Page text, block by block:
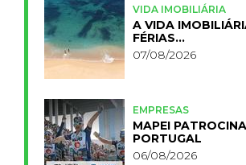
VIDA IMOBILIÁRIA
A VIDA
FÉRIAS…
07/08/2026
EMPRESAS
MAPEI
PORTUGAL
06/08/2026